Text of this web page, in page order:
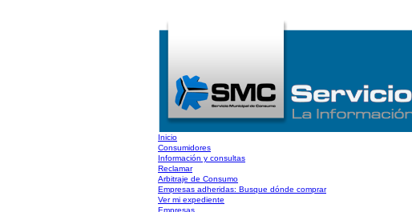
Inicio
Consumidores
Información y consultas
Reclamar
Arbitraje de Consumo
Empresas adheridas: Busque dónde comprar
Ver mi expediente
Empresas